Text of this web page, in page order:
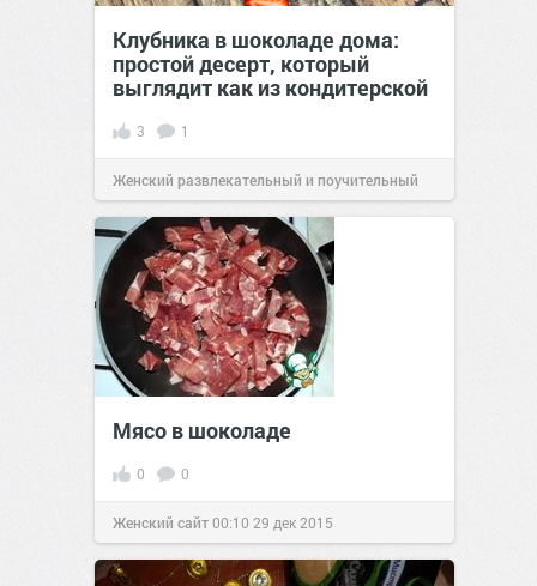
Клубника в шоколаде дома:
простой десерт, который
выглядит как из кондитерской
3 1
Женский развлекательный и поучительный
сайт.21:4826 апр 2026
Мясо в шоколаде
0 0
Женский сайт00:10 29 дек 2015